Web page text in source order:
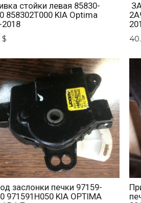
стойки левая 85830-
858302T000 KIA Optima
2018
$
заслонки печки 97159-
971591H050 KIA OPTIMA